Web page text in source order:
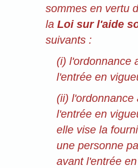
sommes en vertu
laLoi sur l'aide
suivants :
(i) l'ordonnance
l'entrée en
(ii) l'ordonnance
l'entrée en
elle vise la
une personne
avant l'entrée